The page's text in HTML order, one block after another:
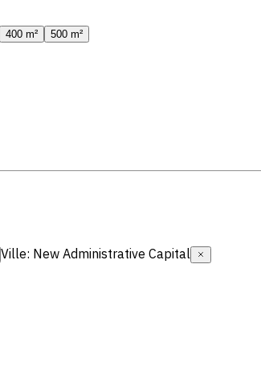
400 m² 500 m²
Ville: New Administrative Capital